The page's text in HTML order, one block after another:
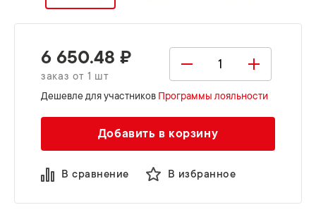
6 650.48 ₽
заказ от 1 шт
Дешевле для участников Программы лояльности
Добавить в корзину
В сравнение В избранное